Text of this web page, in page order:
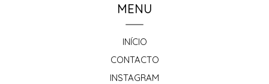
MENU
INÍCIO
CONTACTO
INSTAGRAM